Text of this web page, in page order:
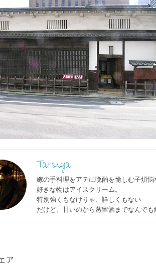
Tatsuya
嫁の手料理をアテに晩酌を愉しむ子煩悩
好きな物はアイスクリーム。
特別強くもなけりゃ、詳しくもない ──
だけど、甘いのから蒸留酒までなんでも
ア